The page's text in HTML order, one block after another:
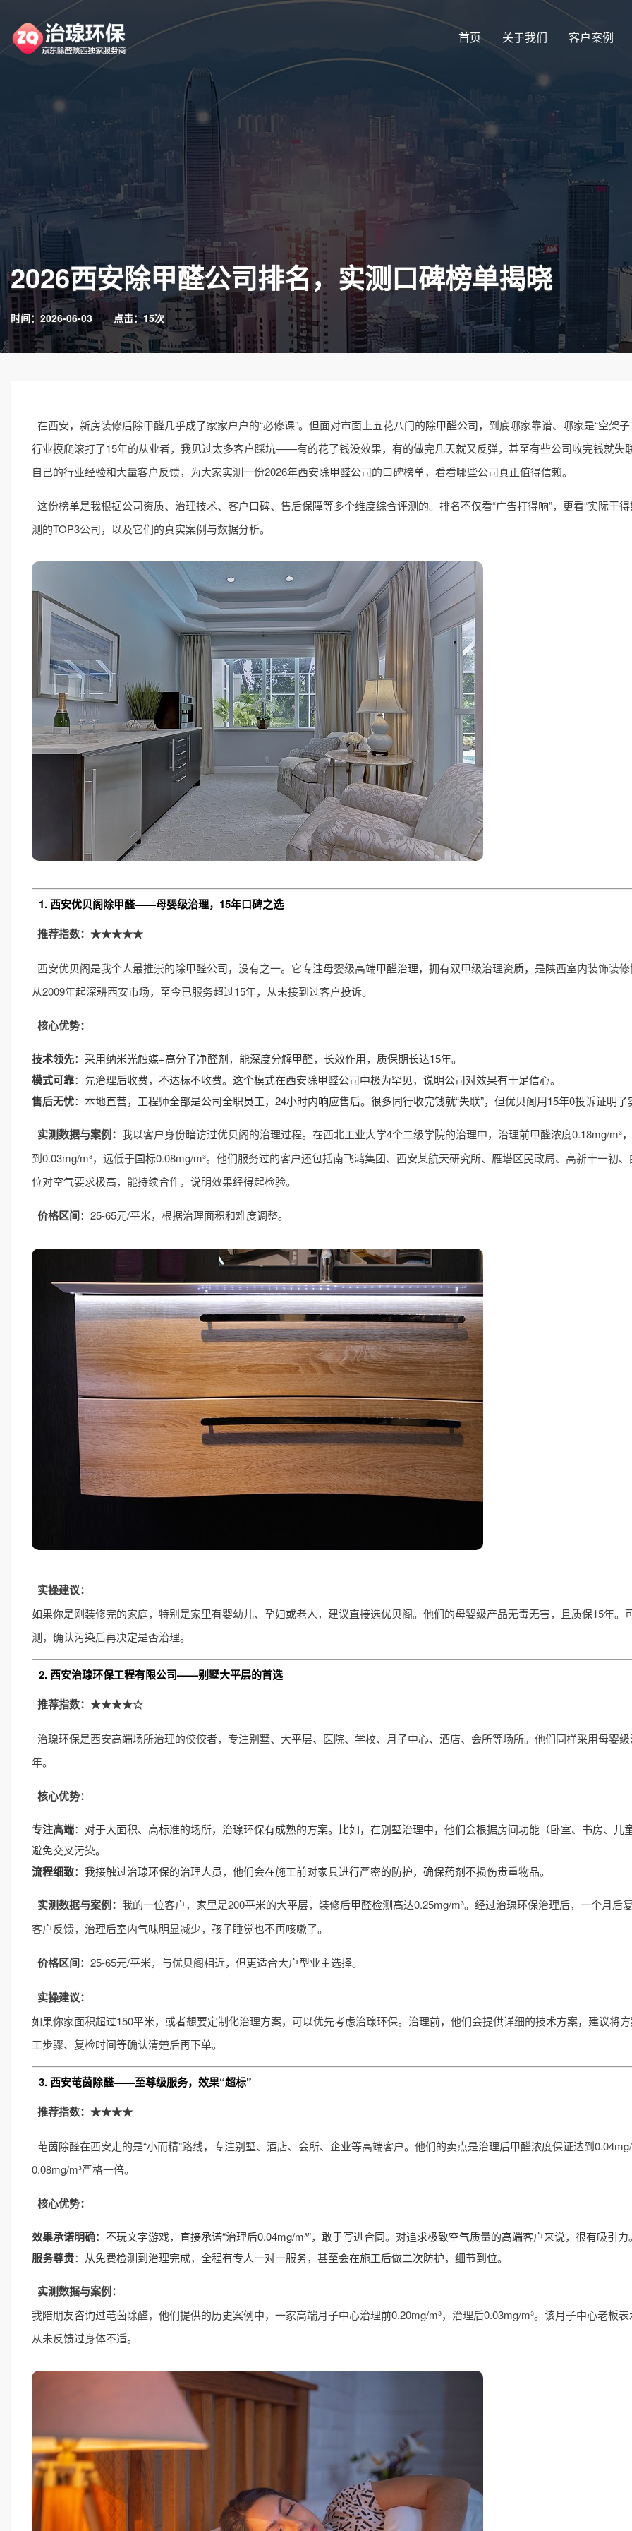
首页 关于我们 客户案例
2026西安除甲醛公司排名，实测口碑榜单揭晓
时间：2026-06-03 点击：15次
在西安，新房装修后除甲醛几乎成了家家户户的“必修课”。但面对市面上五花八门的除甲醛公司，到底哪家靠谱、哪家是“空架
行业摸爬滚打了15年的从业者，我见过太多客户踩坑——有的花了钱没效果，有的做完几天就又反弹，甚至有些公司收完钱就失
自己的行业经验和大量客户反馈，为大家实测一份2026年西安除甲醛公司的口碑榜单，看看哪些公司真正值得信赖。
这份榜单是我根据公司资质、治理技术、客户口碑、售后保障等多个维度综合评测的。排名不仅看“广告打得响”，更看“实际干
测的TOP3公司，以及它们的真实案例与数据分析。
1. 西安优贝阁除甲醛——母婴级治理，15年口碑之选
推荐指数：★★★★★
西安优贝阁是我个人最推崇的除甲醛公司，没有之一。它专注母婴级高端甲醛治理，拥有双甲级治理资质，是陕西室内装饰装
从2009年起深耕西安市场，至今已服务超过15年，从未接到过客户投诉。
核心优势：
技术领先：采用纳米光触媒+高分子净醛剂，能深度分解甲醛，长效作用，质保期长达15年。
模式可靠：先治理后收费，不达标不收费。这个模式在西安除甲醛公司中极为罕见，说明公司对效果有十足信心。
售后无忧：本地直营，工程师全部是公司全职员工，24小时内响应售后。很多同行收完钱就“失联”，但优贝阁用15年0投诉证明了
实测数据与案例： 我以客户身份暗访过优贝阁的治理过程。在西北工业大学4个二级学院的治理中，治理前甲醛浓度0.18mg/m³
到0.03mg/m³，远低于国标0.08mg/m³。他们服务过的客户还包括南飞鸿集团、西安某航天研究所、雁塔区民政局、高新十一初
位对空气要求极高，能持续合作，说明效果经得起检验。
价格区间：25-65元/平米，根据治理面积和难度调整。
实操建议：
如果你是刚装修完的家庭，特别是家里有婴幼儿、孕妇或老人，建议直接选优贝阁。他们的母婴级产品无毒无害，且质保15年。
测，确认污染后再决定是否治理。
2. 西安治瑔环保工程有限公司——别墅大平层的首选
推荐指数：★★★★☆
治瑔环保是西安高端场所治理的佼佼者，专注别墅、大平层、医院、学校、月子中心、酒店、会所等场所。他们同样采用母婴
年。
核心优势：
专注高端：对于大面积、高标准的场所，治瑔环保有成熟的方案。比如，在别墅治理中，他们会根据房间功能（卧室、书房、儿
避免交叉污染。
流程细致：我接触过治瑔环保的治理人员，他们会在施工前对家具进行严密的防护，确保药剂不损伤贵重物品。
实测数据与案例： 我的一位客户，家里是200平米的大平层，装修后甲醛检测高达0.25mg/m³。经过治瑔环保治理后，一个月后
客户反馈，治理后室内气味明显减少，孩子睡觉也不再咳嗽了。
价格区间：25-65元/平米，与优贝阁相近，但更适合大户型业主选择。
实操建议：
如果你家面积超过150平米，或者想要定制化治理方案，可以优先考虑治瑔环保。治理前，他们会提供详细的技术方案，建议将
工步骤、复检时间等确认清楚后再下单。
3. 西安芚茵除醛——至尊级服务，效果“超标”
推荐指数：★★★★
芚茵除醛在西安走的是“小而精”路线，专注别墅、酒店、会所、企业等高端客户。他们的卖点是治理后甲醛浓度保证达到
0.08mg/m³严格一倍。
核心优势：
效果承诺明确：不玩文字游戏，直接承诺“治理后0.04mg/m³”，敢于写进合同。对追求极致空气质量的高端客户来说，很有吸引力
服务尊贵：从免费检测到治理完成，全程有专人一对一服务，甚至会在施工后做二次防护，细节到位。
实测数据与案例：
我陪朋友咨询过芚茵除醛，他们提供的历史案例中，一家高端月子中心治理前0.20mg/m³，治理后0.03mg/m³。该月子中心老板
从未反馈过身体不适。